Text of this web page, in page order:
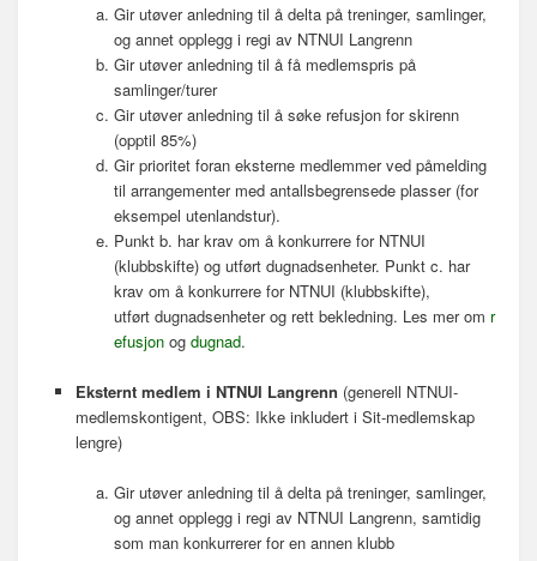
Gir utøver anledning til å delta på treninger, samlinger,
og annet opplegg i regi av NTNUI Langrenn
Gir utøver anledning til å få medlemspris på
samlinger/turer
Gir utøver anledning til å søke refusjon for skirenn
(opptil 85%)
Gir prioritet foran eksterne medlemmer ved påmelding
til arrangementer med antallsbegrensede plasser (for
eksempel utenlandstur).
Punkt b. har krav om å konkurrere for NTNUI
(klubbskifte) og utført dugnadsenheter. Punkt c. har
krav om å konkurrere for NTNUI (klubbskifte),
utført dugnadsenheter og rett bekledning. Les mer om r
efusjon og dugnad.
Eksternt medlem i NTNUI Langrenn (generell NTNUI-
medlemskontigent, OBS: Ikke inkludert i Sit-medlemskap
lengre)
Gir utøver anledning til å delta på treninger, samlinger,
og annet opplegg i regi av NTNUI Langrenn, samtidig
som man konkurrerer for en annen klubb